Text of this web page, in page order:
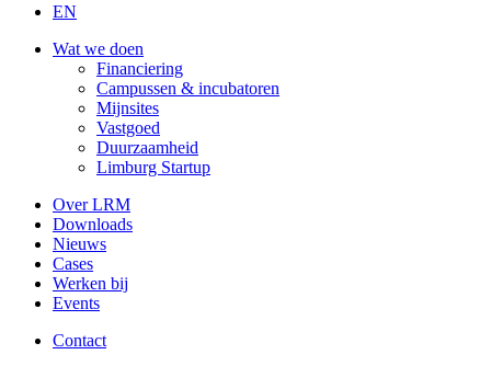
EN
Wat we doen
Financiering
Campussen & incubatoren
Mijnsites
Vastgoed
Duurzaamheid
Limburg Startup
Over LRM
Downloads
Nieuws
Cases
Werken bij
Events
Contact